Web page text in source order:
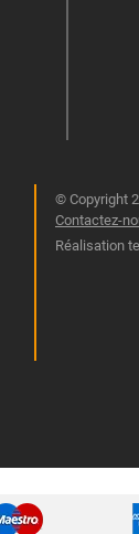
© Copyright
Contactez-
Réalisation